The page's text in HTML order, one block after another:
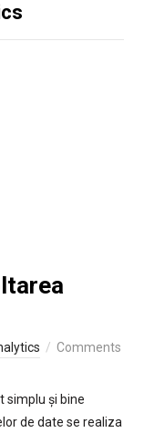
Comments
simplu și bine
de date se realiza